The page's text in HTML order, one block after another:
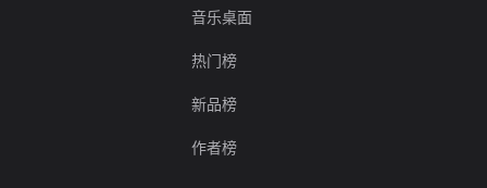
音乐桌面
热门榜
新品榜
作者榜